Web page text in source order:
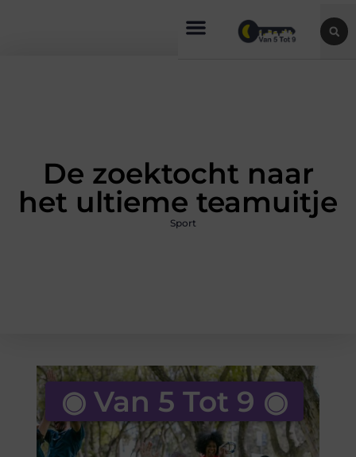
De zoektocht naar
het ultieme teamuitje
Sport
◉ Van 5 Tot 9 ◉